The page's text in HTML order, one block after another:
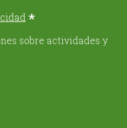
*
sobre actividades y